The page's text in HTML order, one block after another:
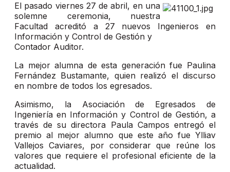
El pasado viernes 27 de abril, en una
solemne ceremonia, nuestra
Facultad acreditó a 27 nuevos Ingenieros en
Información y Control de Gestión y
Contador Auditor.
La mejor alumna de esta generación fue Paulina
Fernández Bustamante, quien realizó el discurso
en nombre de todos los egresados.
Asimismo, la Asociación de Egresados de
Ingeniería en Información y Control de Gestión, a
través de su directora Paula Campos entregó el
premio al mejor alumno que este año fue Ylliav
Vallejos Caviares, por considerar que reúne los
valores que requiere el profesional eficiente de la
actualidad.